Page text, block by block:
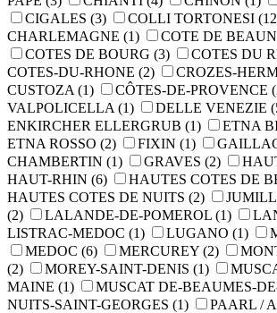
CIGALES (3) COLLI TORTONESI
CHARLEMAGNE (1) COTE DE
COTES DE BOURG (3) COTES DU
COTES-DU-RHONE (2) CROZES-
CUSTOZA (1) CÔTES-DE-PROVENCE
VALPOLICELLA (1) DELLE VENEZIE
ENKIRCHER ELLERGRUB (1) ETNA
ETNA ROSSO (2) FIXIN (1)
CHAMBERTIN (1) GRAVES (2)
HAUT-RHIN (6) HAUTES COTES DE
HAUTES COTES DE NUITS (2)
(2)
LALANDE-DE-POMEROL (1)
LISTRAC-MEDOC (1) LUGANO (1)
MEDOC (6) MERCUREY (2)
(2)
MOREY-SAINT-DENIS (1)
MAINE (1) MUSCAT DE-BEAUMES-
NUITS-SAINT-GEORGES (1) PAARL /